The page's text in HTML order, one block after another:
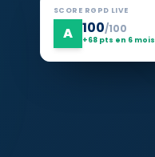
SCORE RGPD LIVE
A 100/100
+68 pts en 6 mois